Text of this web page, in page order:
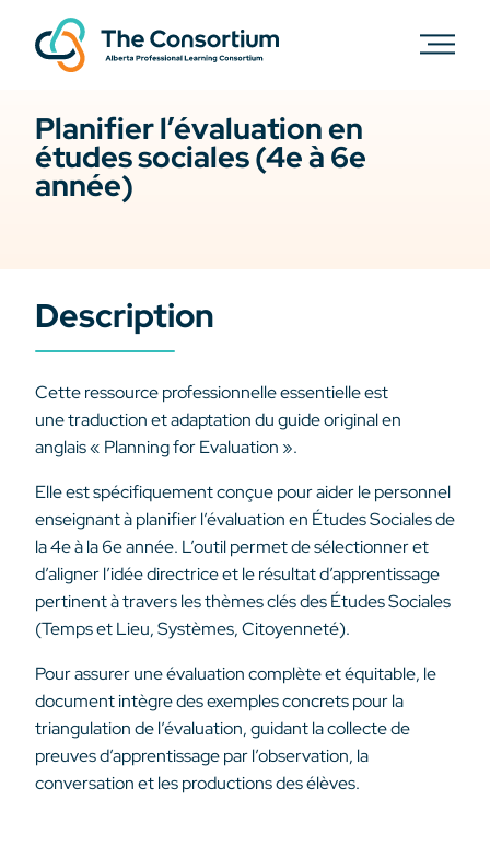
Planifier l’évaluation en
études sociales (4e à 6e
année)
Description
Cette ressource professionnelle essentielle est
une traduction et adaptation du guide original en
anglais « Planning for Evaluation ».
Elle est spécifiquement conçue pour aider le personnel
enseignant à planifier l’évaluation en Études Sociales de
la 4e à la 6e année. L’outil permet de sélectionner et
d’aligner l’idée directrice et le résultat d’apprentissage
pertinent à travers les thèmes clés des Études Sociales
(Temps et Lieu, Systèmes, Citoyenneté).
Pour assurer une évaluation complète et équitable, le
document intègre des exemples concrets pour la
triangulation de l’évaluation, guidant la collecte de
preuves d’apprentissage par l’observation, la
conversation et les productions des élèves.